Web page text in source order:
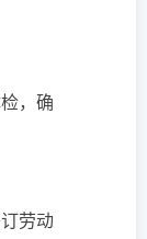
，确
劳动